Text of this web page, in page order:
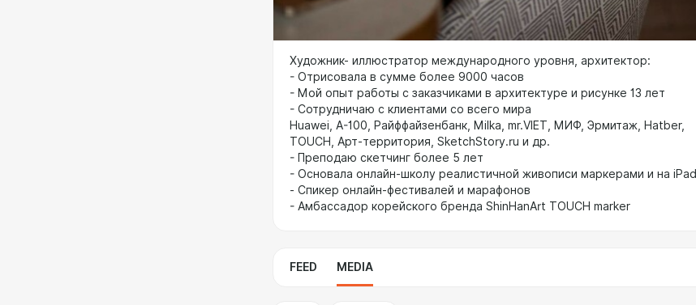
Художник- иллюстратор международного уровня, архитектор:
- Отрисовала в сумме более 9000 часов
- Мой опыт работы с заказчиками в архитектуре и рисунке 13 лет
- Сотрудничаю с клиентами со всего мира
Huawei, А-100, Райффайзенбанк, Мilka, mr.VIET, МИФ, Эрмитаж, Hatber,
TOUCH, Aрт-территория, SketchStory.ru и др.
- Преподаю скетчинг более 5 лет
- Основала онлайн-школу реалистичной живописи маркерами и на iPad
- Спикер онлайн-фестивалей и марафонов
- Амбассадор корейского бренда ShinHanArt TOUCH marker
FEED MEDIA